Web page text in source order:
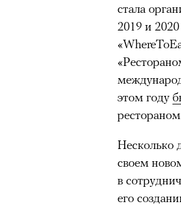
стала
2019 и
этом году
Несколько
своем
в
его